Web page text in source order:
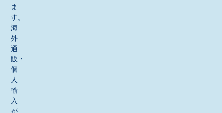
ま
す。
海
外
通
販・
個
人
輸
入